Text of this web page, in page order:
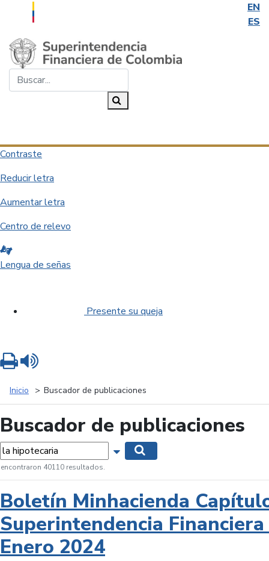
EN
ES
Saltar al contenido principal
Contraste
Reducir letra
Aumentar letra
Centro de relevo
Lengua de señas
Presente su queja
Inicio Buscador de publicaciones
Buscador de publicaciones
Mostrar opciones de búsqueda
encontraron 40110 resultados.
Boletín Minhacienda
Superintendencia
Enero 2024
Imprimir